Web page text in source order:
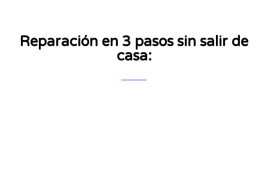
Reparación en 3 pasos sin salir de
casa: